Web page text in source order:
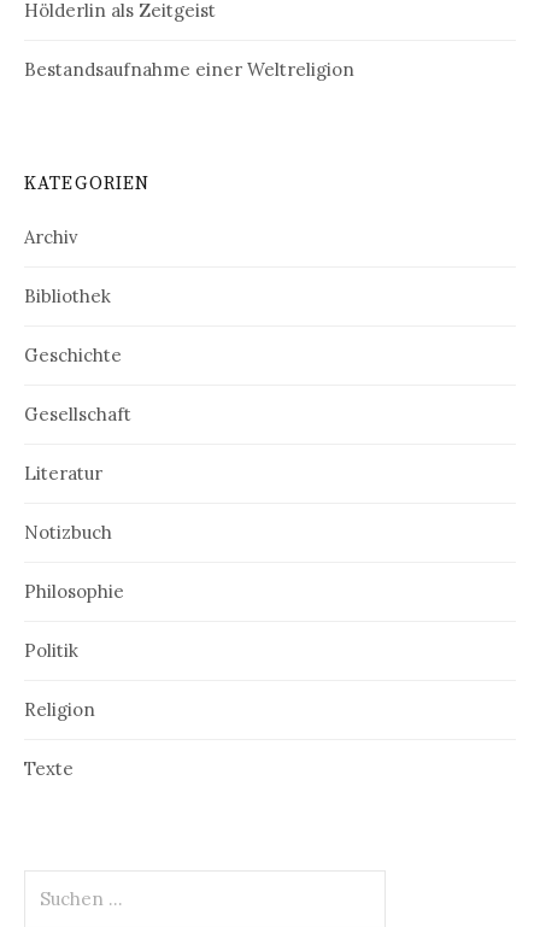
Hölderlin als Zeitgeist
Bestandsaufnahme einer Weltreligion
KATEGORIEN
Archiv
Bibliothek
Geschichte
Gesellschaft
Literatur
Notizbuch
Philosophie
Politik
Religion
Texte
nach: